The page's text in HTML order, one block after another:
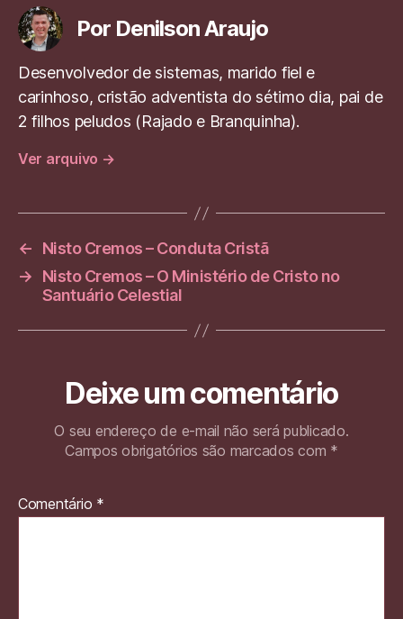
A
p
p
a
m
g
er
b
o
o
k
dI
n
er
Por Denilson Araujo
Desenvolvedor de sistemas, marido fiel e
carinhoso, cristão adventista do sétimo dia, pai de
2 filhos peludos (Rajado e Branquinha).
Ver arquivo →
←
Nisto Cremos – Conduta Cristã
→
Nisto Cremos – O Ministério de Cristo no
Santuário Celestial
Deixe um comentário
O seu endereço de e-mail não será publicado.
Campos obrigatórios são marcados com *
Comentário *